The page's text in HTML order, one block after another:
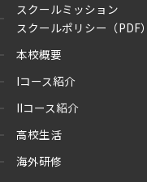
スクールミッション
スクールポリシー（PDF）
本校概要
Iコース紹介
IIコース紹介
高校生活
海外研修